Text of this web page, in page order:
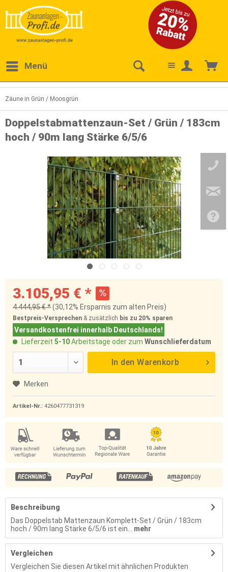
Menü
Zäune in Grün / Moosgrün
Doppelstabmattenzaun-Set / Grün / 183cm
hoch / 90m lang Stärke 6/5/6
3.105,95 € *
4.444,95 € *(30,12% Ersparnis zum alten Preis)
Bestpreis-Versprechen & zusätzlich bis zu 20% sparen
Versandkostenfrei innerhalb Deutschlands!
Lieferzeit 5-10Arbeitstage oder zum Wunschlieferdatum
In den Warenkorb
Merken
Artikel-Nr.: 4260477731319
Beschreibung
Das Doppelstab Mattenzaun Komplett-Set / Grün / 183cm
hoch / 90m lang Stärke 6/5/6 ist ein...
mehr
Vergleichen
Vergleichen Sie diesen Artikel mit ähnlichen Produkten